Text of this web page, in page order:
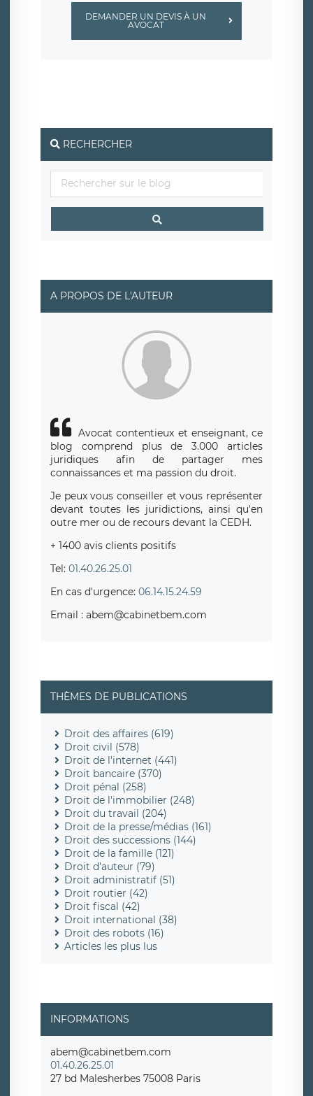
DEMANDER UN DEVIS À UN
AVOCAT
RECHERCHER
A PROPOS DE L'AUTEUR
Avocat contentieux et enseignant, ce
blog comprend plus de 3.000 articles
juridiques afin de partager mes
connaissances et ma passion du droit.
Je peux vous conseiller et vous représenter
devant toutes les juridictions, ainsi qu'en
outre mer ou de recours devant la CEDH.
+ 1400 avis clients positifs
Tel: 01.40.26.25.01
En cas d'urgence: 06.14.15.24.59
Email : abem@cabinetbem.com
THÈMES DE PUBLICATIONS
Droit des affaires (619)
Droit civil (578)
Droit de l'internet (441)
Droit bancaire (370)
Droit pénal (258)
Droit de l'immobilier (248)
Droit du travail (204)
Droit de la presse/médias (161)
Droit des successions (144)
Droit de la famille (121)
Droit d'auteur (79)
Droit administratif (51)
Droit routier (42)
Droit fiscal (42)
Droit international (38)
Droit des robots (16)
Articles les plus lus
INFORMATIONS
abem@cabinetbem.com
01.40.26.25.01
27 bd Malesherbes 75008 Paris